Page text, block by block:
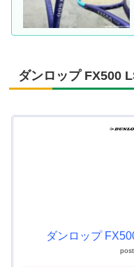
ダンロップ FX500
ダンロップ